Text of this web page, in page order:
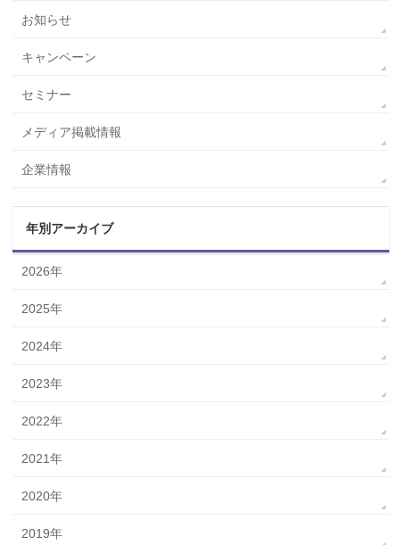
お知らせ
キャンペーン
セミナー
メディア掲載情報
企業情報
年別アーカイブ
2026年
2025年
2024年
2023年
2022年
2021年
2020年
2019年